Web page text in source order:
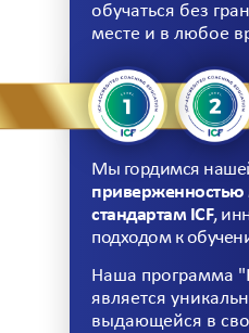
обучаться без
месте и в любое
Мы гордимся
стандартам ICF,
подходом к
Наша программа
является
выдающейся в